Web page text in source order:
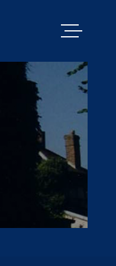
VENTES
PACY
ESTIMATION
BIENS
NOS